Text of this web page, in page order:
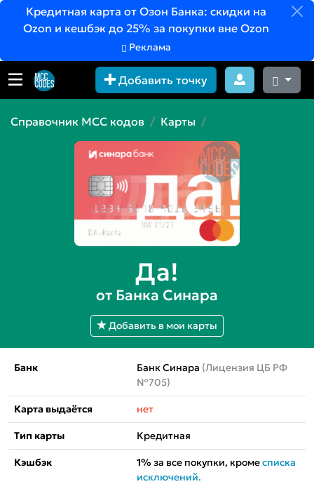
Кредитная карта от Озон Банка: скидки на
Ozon и кешбэк до 25% за покупки вне Ozon
Реклама
Добавить точку
Справочник MCC кодов Карты
Да!
от Банка Синара
Добавить в мои карты
Банк Банк Синара (Лицензия ЦБ РФ
№705)
Карта выдаётся нет
Тип карты Кредитная
Кэшбэк 1%за все покупки, кромесписка
исключений.